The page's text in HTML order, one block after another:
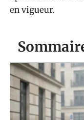
en vigueur.